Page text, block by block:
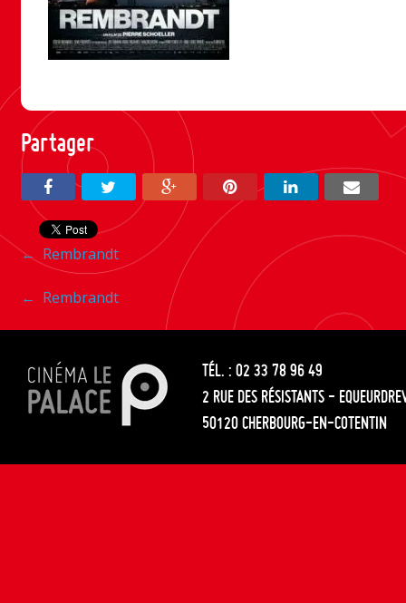
Partager
Navigation
entre
les
articles
← Rembrandt
Navigation
entre
les
articles
← Rembrandt
TÉL. : 02 33 78 96 49
2 RUE DES RÉSISTANTS -
50120 CHERBOURG-EN-COTENTIN